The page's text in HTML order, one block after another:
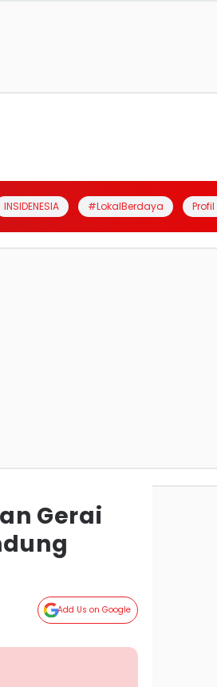
INSIDENESIA #LokalBerdaya
Gerai
Add Us on Google